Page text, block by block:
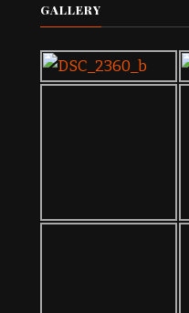
GALLERY